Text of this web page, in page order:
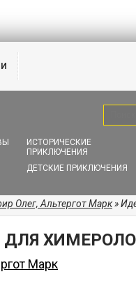
ИСТОРИЧЕСКИЕ
ПРИКЛЮЧЕНИЯ
ДЕТСКИЕ ПРИКЛЮЧЕНИЯ
Олег, Альтергот Марк»
Марк